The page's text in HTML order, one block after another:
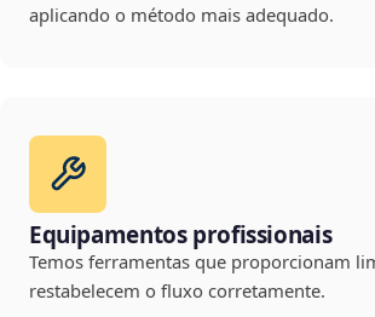
aplicando o método mais adequado.
Equipamentos profissionais
Temos ferramentas que proporcionam
restabelecem o fluxo corretamente.